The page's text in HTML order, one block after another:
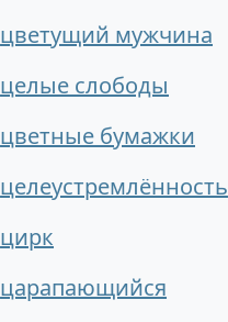
цветущий мужчина
целые слободы
цветные бумажки
целеустремлённость
цирк
царапающийся